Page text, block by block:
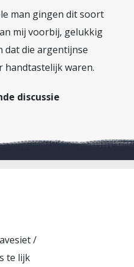
man gingen dit soort
mij voorbij, gelukkig
dat die argentijnse
handtastelijk waren.
discussie
/
te lijk